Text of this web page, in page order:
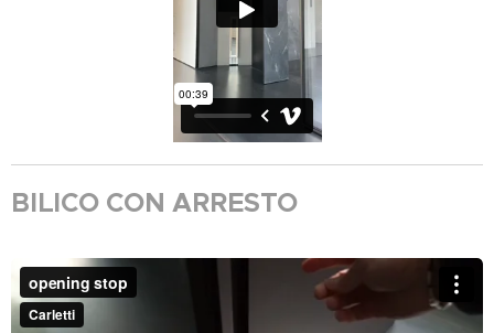
BILICO CON ARRESTO